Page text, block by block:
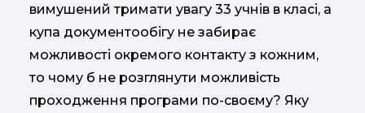
вимушений тримати увагу 33 учнів в класі, а
купа документообігу не забирає
можливості окремого контакту з кожним,
то чому б не розглянути можливість
проходження програми по-своєму? Яку